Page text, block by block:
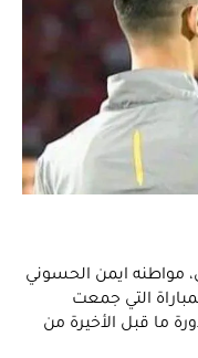
مواطنه ايمن الحسوني
التي جمعت
ما قبل الأخيرة من